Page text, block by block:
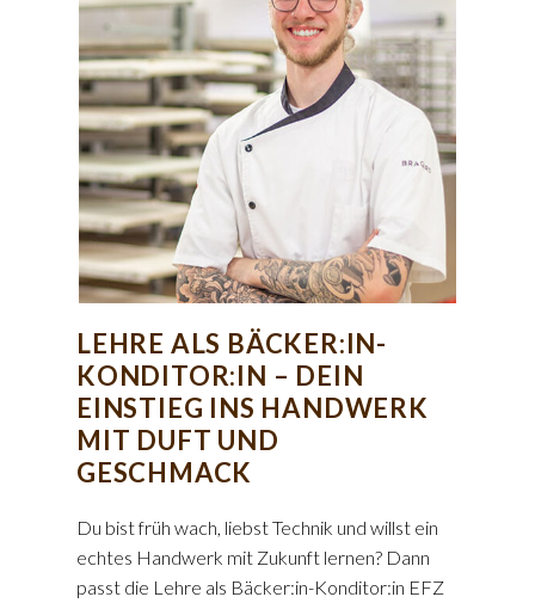
LEHRE ALS BÄCKER:IN-
KONDITOR:IN – DEIN
EINSTIEG INS HANDWERK
MIT DUFT UND
GESCHMACK
Du bist früh wach, liebst Technik und willst ein
echtes Handwerk mit Zukunft lernen? Dann
passt die Lehre als Bäcker:in-Konditor:in EFZ